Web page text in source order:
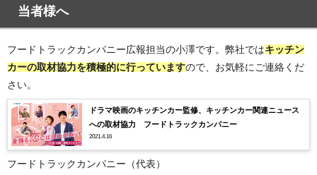
当者様へ
フードトラックカンパニー広報担当の小澤です。弊社ではキッチン
カーの取材協力を積極的に行っていますので、お気軽にご連絡くだ
さい。
ドラマ映画のキッチンカー監修、キッチンカー関連ニュース
への取材協力 フードトラックカンパニー
2021.4.16
フードトラックカンパニー（代表）